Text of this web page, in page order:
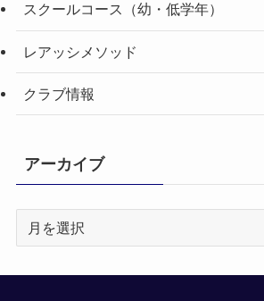
スクールコース（幼・低学年）
レアッシメソッド
クラブ情報
アーカイブ